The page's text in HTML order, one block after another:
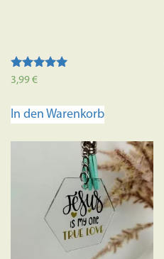
Bewertet mit
3,99€
In den Warenkorb